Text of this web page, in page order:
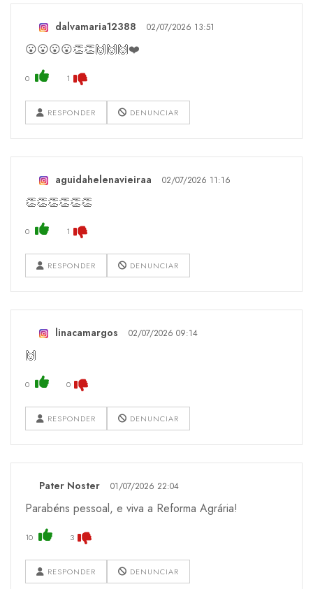
dalvamaria12388 02/07/2026 13:51
😮😮😮😮👏👏🙌🙌🙌❤️
0 1
RESPONDER DENUNCIAR
aguidahelenavieiraa 02/07/2026 11:16
👏👏👏👏👏👏
0 1
RESPONDER DENUNCIAR
linacamargos 02/07/2026 09:14
🙌
0 0
RESPONDER DENUNCIAR
Pater Noster 01/07/2026 22:04
Parabéns pessoal, e viva a Reforma Agrária!
10 3
RESPONDER DENUNCIAR